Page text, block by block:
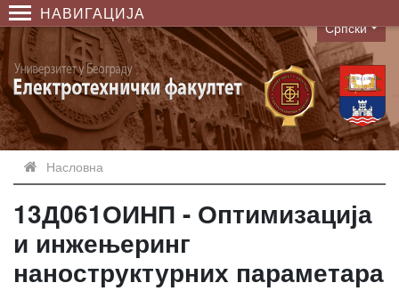
НАВИГАЦИЈА
Language
Српски
Насловна
13Д061ОИНП - Оптимизација
и инжењеринг
наноструктурних параметара